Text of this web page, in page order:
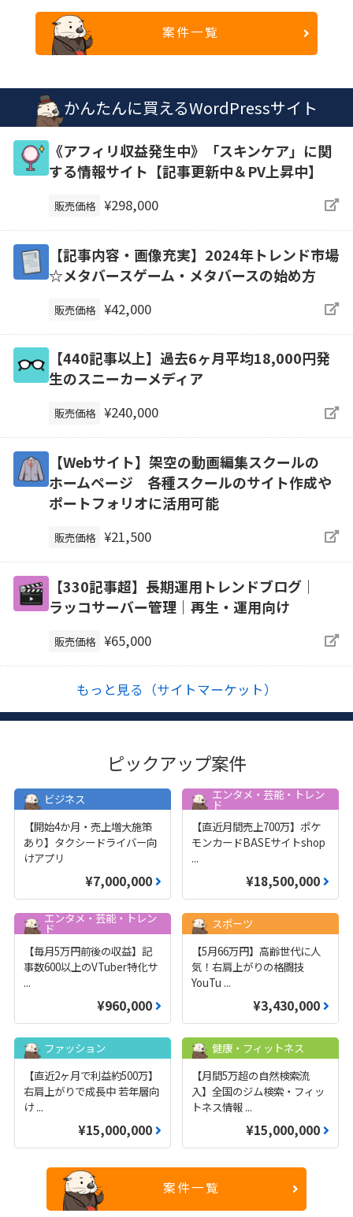
案件一覧
かんたんに買えるWordPressサイト
《アフィリ収益発生中》「スキンケア」に関
する情報サイト【記事更新中＆PV上昇中】
販売価格 ¥298,000
【記事内容・画像充実】2024年トレンド市場
☆メタバースゲーム・メタバースの始め方
販売価格 ¥42,000
【440記事以上】過去6ヶ月平均18,000円発
生のスニーカーメディア
販売価格 ¥240,000
【Webサイト】架空の動画編集スクールの
ホームページ 各種スクールのサイト作成や
ポートフォリオに活用可能
販売価格 ¥21,500
【330記事超】長期運用トレンドブログ｜
ラッコサーバー管理｜再生・運用向け
販売価格 ¥65,000
もっと見る（サイトマーケット）
ピックアップ案件
ビジネス
【開始4か月・売上増大施策
あり】タクシードライバー向
けアプリ
¥7,000,000
エンタメ・芸能・トレン
ド
【直近月間売上700万】ポケ
モンカードBASEサイトshop
...
¥18,500,000
エンタメ・芸能・トレン
ド
【毎月5万円前後の収益】記
事数600以上のVTuber特化サ
...
¥960,000
スポーツ
【5月66万円】高齢世代に人
気！右肩上がりの格闘技
YouTu ...
¥3,430,000
ファッション
【直近2ヶ月で利益約500万】
右肩上がりで成長中 若年層向
け...
¥15,000,000
健康・フィットネス
【月間5万超の自然検索流
入】全国のジム検索・フィッ
トネス情報 ...
¥15,000,000
案件一覧